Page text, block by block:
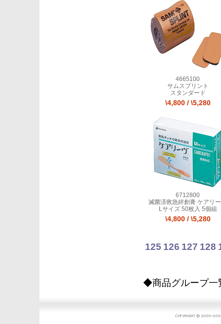
4665100
サムスプリント
スタンダード
\4,800 / \5,280
6712800
滅菌済救急絆創膏 ケアリ
Lサイズ 50枚入 5個組
\4,800 / \5,280
125 126 127 128
◆商品グループ一